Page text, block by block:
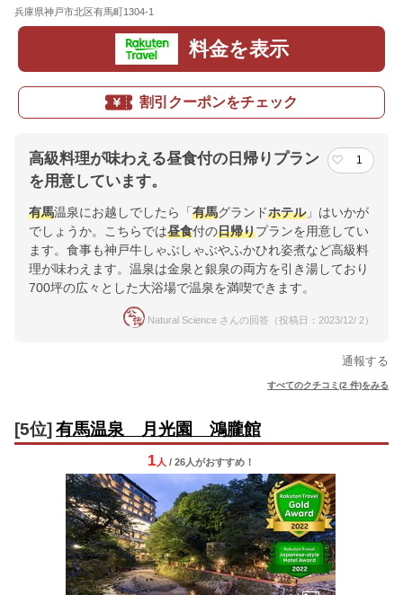
兵庫県神戸市北区有馬町1304-1
料金を表示
割引クーポンをチェック
高級料理が味わえる昼食付の日帰りプラン
を用意しています。
1
有馬温泉にお越しでしたら「 有馬グランドホテル」はいかが
でしょうか。こちらでは昼食付の日帰りプランを用意してい
ます。食事も神戸牛しゃぶしゃぶやふかひれ姿煮など高級料
理が味わえます。温泉は金泉と銀泉の両方を引き湯しており
700坪の広々とした大浴場で温泉を満喫できます。
Natural Science さんの回答（投稿日：2023/12/ 2）
通報する
すべてのクチコミ(2 件)をみる
[5位] 有馬温泉 月光園 鴻朧館
1 人 / 26人がおすすめ！